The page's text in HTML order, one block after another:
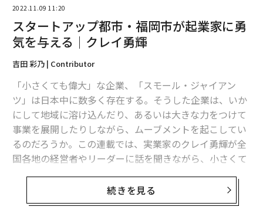
ンを創業、2017年に一次産業の生産者が、消費者に直接商品を販売できる産直通販サイト「食べチョク」を立ち
クレイ：秋元さんは農業以外の業界への就職を経て起業
されていますが、今の事業を始めたきっかけは何だった
秋元：実家はもともと神奈川県相模原市で農業をしてい
たのですが、私が中学生のときに廃業してしまったんで
す。当時はそこまで重く考えておらず、大学卒業後も農
業とはまったく別の業界のDeNAに就職しました。とこ
ろが、ある日ふと実家に戻ったときに、昔は美しかった
畑が耕作放棄地になっている現実を目の当たりにして、
ショックを受けたんです。
2022.11.09 11:20
スタートアップ都市・福岡市が起業家に勇
気を与える｜クレイ勇輝
吉田 彩乃 | Contributor
「小さくても偉大」な企業、「スモール・ジャイアン
ツ」は日本中に数多く存在する。そうした企業は、いか
にして地域に溶け込んだり、あるいは大きな力をつけて
事業を展開したりしながら、ムーブメントを起こしてい
るのだろうか。この連載では、実業家のクレイ勇輝が全
国各地の経営者やリーダーに話を聞きながら、小さくて
第3回目のゲストに迎えたのは、高島 宗一郎・福岡市
続きを見る